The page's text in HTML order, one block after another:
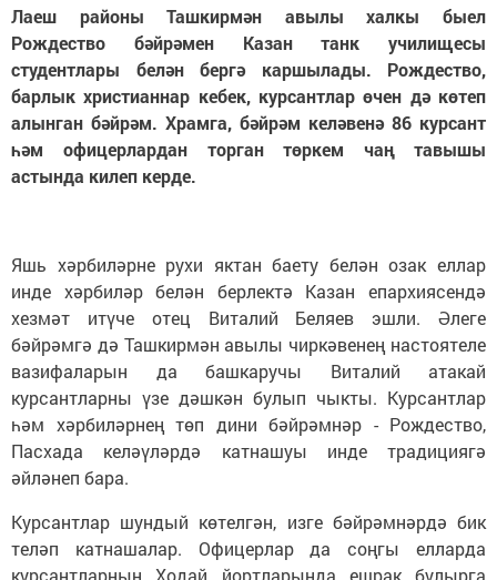
Лаеш районы Ташкирмән авылы халкы быел
Рождество бәйрәмен Казан танк училищесы
студентлары белән бергә каршылады. Рождество,
барлык христианнар кебек, курсантлар өчен дә көтеп
алынган бәйрәм. Храмга, бәйрәм келәвенә 86 курсант
һәм офицерлардан торган төркем чаң тавышы
астында килеп керде.
Яшь хәрбиләрне рухи яктан баету белән озак еллар
инде хәрбиләр белән берлектә Казан епархиясендә
хезмәт итүче отец Виталий Беляев эшли. Әлеге
бәйрәмгә дә Ташкирмән авылы чиркәвенең настоятеле
вазифаларын да башкаручы Виталий атакай
курсантларны үзе дәшкән булып чыкты. Курсантлар
һәм хәрбиләрнең төп дини бәйрәмнәр - Рождество,
Пасхада келәүләрдә катнашуы инде традициягә
әйләнеп бара.
Курсантлар шундый көтелгән, изге бәйрәмнәрдә бик
теләп катнашалар. Офицерлар да соңгы елларда
курсантларның Ходай йортларында ешрак булырга